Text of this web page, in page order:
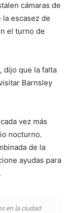
cámaras de
escasez de
el turno de
dijo que la falta
Barnsley
vez más
nocturno.
de la
ayudas para
en la ciudad